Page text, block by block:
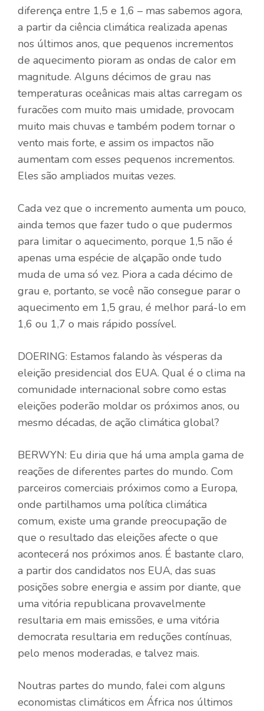
diferença entre 1,5 e 1,6 – mas sabemos agora,
a partir da ciência climática realizada apenas
nos últimos anos, que pequenos incrementos
de aquecimento pioram as ondas de calor em
magnitude. Alguns décimos de grau nas
temperaturas oceânicas mais altas carregam os
furacões com muito mais umidade, provocam
muito mais chuvas e também podem tornar o
vento mais forte, e assim os impactos não
aumentam com esses pequenos incrementos.
Eles são ampliados muitas vezes.
Cada vez que o incremento aumenta um pouco,
ainda temos que fazer tudo o que pudermos
para limitar o aquecimento, porque 1,5 não é
apenas uma espécie de alçapão onde tudo
muda de uma só vez. Piora a cada décimo de
grau e, portanto, se você não consegue parar o
aquecimento em 1,5 grau, é melhor pará-lo em
1,6 ou 1,7 o mais rápido possível.
DOERING: Estamos falando às vésperas da
eleição presidencial dos EUA. Qual é o clima na
comunidade internacional sobre como estas
eleições poderão moldar os próximos anos, ou
mesmo décadas, de ação climática global?
BERWYN: Eu diria que há uma ampla gama de
reações de diferentes partes do mundo. Com
parceiros comerciais próximos como a Europa,
onde partilhamos uma política climática
comum, existe uma grande preocupação de
que o resultado das eleições afecte o que
acontecerá nos próximos anos. É bastante claro,
a partir dos candidatos nos EUA, das suas
posições sobre energia e assim por diante, que
uma vitória republicana provavelmente
resultaria em mais emissões, e uma vitória
democrata resultaria em reduções contínuas,
pelo menos moderadas, e talvez mais.
Noutras partes do mundo, falei com alguns
economistas climáticos em África nos últimos